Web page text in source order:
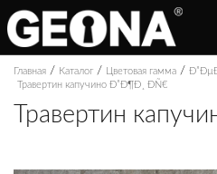
Главная / Каталог / Цветовая гамма /
Травертин капучино Ð”Ð¶Ð¸ ÐÑ€
Травертин